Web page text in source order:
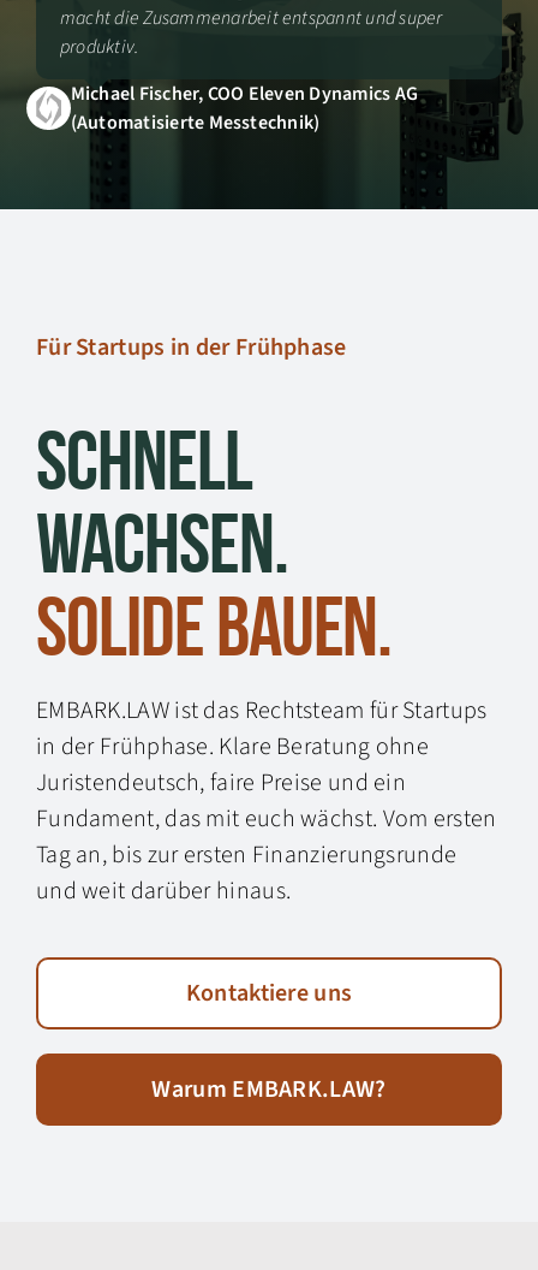
macht die Zusammenarbeit entspannt und super
produktiv.
Michael Fischer, COO Eleven Dynamics AG
(Automatisierte Messtechnik)
Für Startups in der Frühphase
Schnell
wachsen.
Solide bauen.
EMBARK.LAW ist das Rechtsteam für Startups
in der Frühphase. Klare Beratung ohne
Juristen­deutsch, faire Preise und ein
Fundament, das mit euch wächst. Vom ersten
Tag an, bis zur ersten Finanzierungs­runde
und weit darüber hinaus.
Kontaktiere uns
Warum EMBARK.LAW?